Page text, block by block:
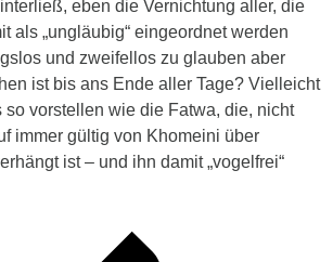
eben die Vernichtung aller, die
als „ungläubig“ eingeordnet werden
und zweifellos zu glauben aber
ist bis ans Ende aller Tage? Vielleicht
so vorstellen wie die Fatwa, die, nicht
immer gültig von Khomeini über
ist – und ihn damit „vogelfrei“